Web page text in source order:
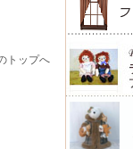
トップへ